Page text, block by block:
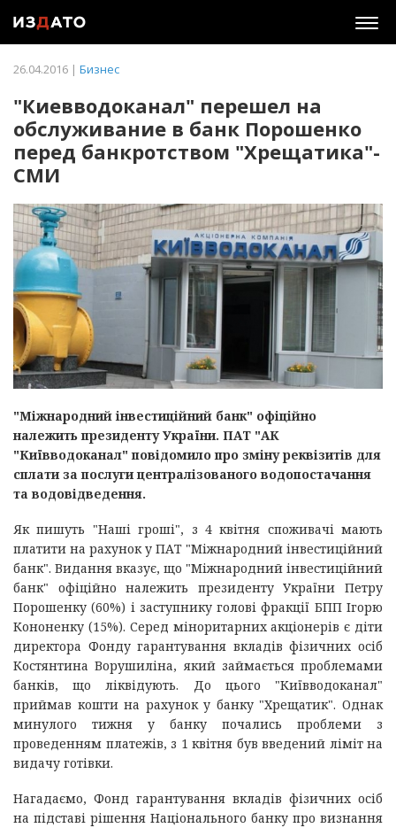
26.04.2016 | Бизнес
"Киевводоканал" перешел на
обслуживание в банк Порошенко
перед банкротством "Хрещатика"-
СМИ
"Міжнародний інвестиційний банк" офіційно
належить президенту України. ПАТ "АК
"Київводоканал" повідомило про зміну реквізитів для
сплати за послуги централізованого водопостачання
та водовідведення.
Як пишуть "Наші гроші", з 4 квітня споживачі мають
платити на рахунок у ПАТ "Міжнародний інвестиційний
банк". Видання вказує, що "Міжнародний інвестиційний
банк" офіційно належить президенту України Петру
Порошенку (60%) і заступнику голові фракції БПП Ігорю
Кононенку (15%). Серед міноритарних акціонерів є діти
директора Фонду гарантування вкладів фізичних осіб
Костянтина Ворушиліна, який займається проблемами
банків, що ліквідують. До цього "Київводоканал"
приймав кошти на рахунок у банку "Хрещатик". Однак
минулого тижня у банку почались проблеми з
проведенням платежів, з 1 квітня був введений ліміт на
видачу готівки.
Нагадаємо, Фонд гарантування вкладів фізичних осіб
на підставі рішення Національного банку про визнання